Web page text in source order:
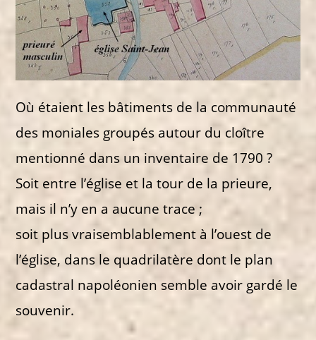
Où étaient les bâtiments de la communauté
des moniales groupés autour du cloître
mentionné dans un inventaire de 1790 ?
Soit entre l’église et la tour de la prieure,
mais il n’y en a aucune trace ;
soit plus vraisemblablement à l’ouest de
l’église, dans le quadrilatère dont le plan
cadastral napoléonien semble avoir gardé le
souvenir.